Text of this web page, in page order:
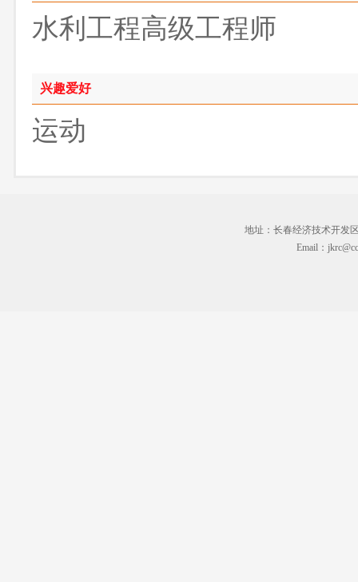
水利工程高级工程师
兴趣爱好
运动
地址：长春经济技术开发
Email：